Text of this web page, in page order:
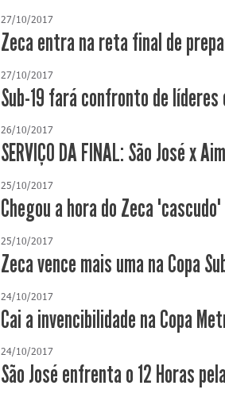
27/10/2017
Zeca entra na reta final de
27/10/2017
Sub-19 fará confronto de líderes
26/10/2017
SERVIÇO DA FINAL: São José x
25/10/2017
Chegou a hora do Zeca
25/10/2017
Zeca vence mais uma na Copa
24/10/2017
Cai a invencibilidade na Copa
24/10/2017
São José enfrenta o 12 Horas